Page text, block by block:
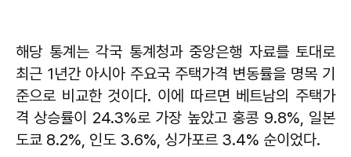
해당 통계는 각국 통계청과 중앙은행 자료를 토대로
최근 1년간 아시아 주요국 주택가격 변동률을 명목 기
준으로 비교한 것이다. 이에 따르면 베트남의 주택가
격 상승률이 24.3%로 가장 높았고 홍콩 9.8%, 일본
도쿄 8.2%, 인도 3.6%, 싱가포르 3.4% 순이었다.